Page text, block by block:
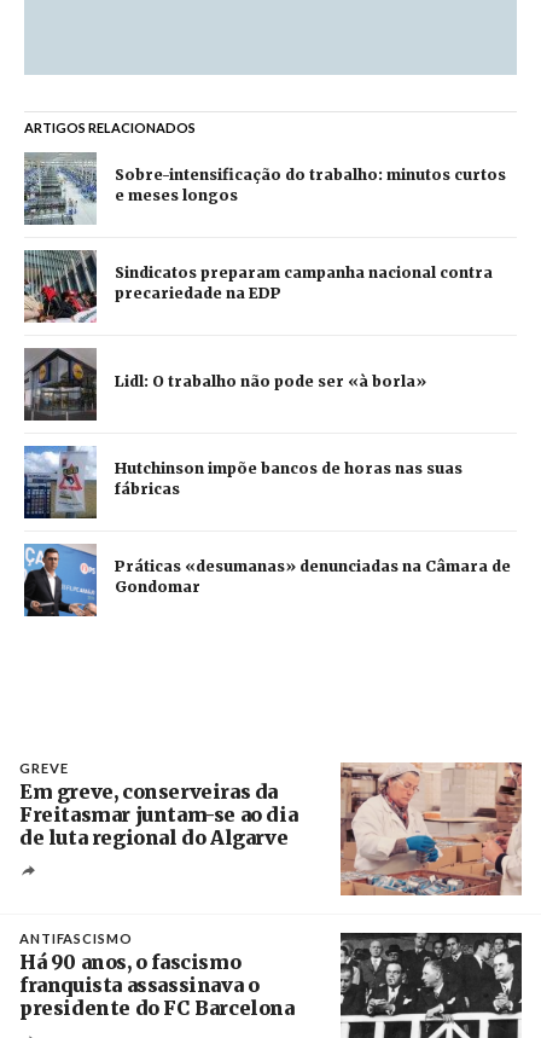
ARTIGOS RELACIONADOS
Sobre-intensificação do trabalho: minutos curtos
e meses longos
Sindicatos preparam campanha nacional contra
precariedade na EDP
Lidl: O trabalho não pode ser «à borla»
Hutchinson impõe bancos de horas nas suas
fábricas
Práticas «desumanas» denunciadas na Câmara de
Gondomar
GREVE
Em greve, conserveiras da
Freitasmar juntam-se ao dia
de luta regional do Algarve
ANTIFASCISMO
Há 90 anos, o fascismo
franquista assassinava o
presidente do FC Barcelona